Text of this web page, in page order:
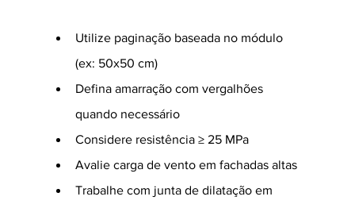
Utilize paginação baseada no módulo
(ex: 50x50 cm)
Defina amarração com vergalhões
quando necessário
Considere resistência ≥ 25 MPa
Avalie carga de vento em fachadas altas
Trabalhe com junta de dilatação em